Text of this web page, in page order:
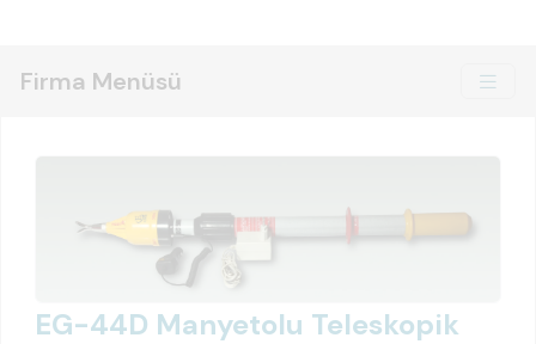
Firma Menüsü
EG-44D Manyetolu Teleskopik